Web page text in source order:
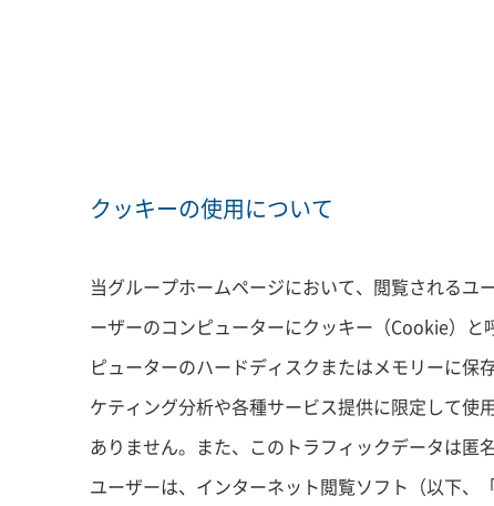
クッキーの使用について
当グループホームページにおいて、閲覧される
ーザーのコンピューターにクッキー（Cookie）
ピューターのハードディスクまたはメモリーに
ケティング分析や各種サービス提供に限定して使
ありません。また、このトラフィックデータは匿
ユーザーは、インターネット閲覧ソフト（以下、